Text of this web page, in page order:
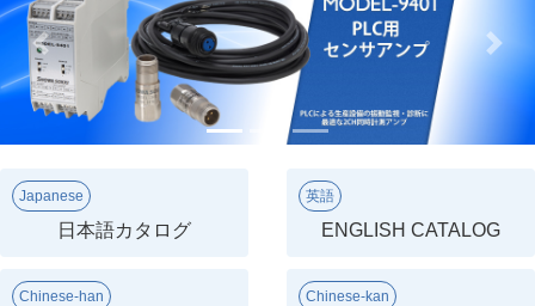
Previous Next
Japanese
日本語カタログ
英語
ENGLISH CATALOG
Chinese-han Chinese-kan